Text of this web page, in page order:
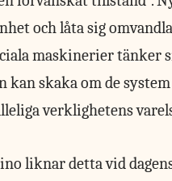
och låta sig
maskinerier tänker
kan skaka om de
verklighetens
liknar detta vid